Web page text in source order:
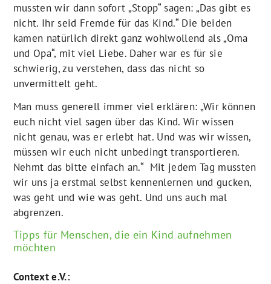
mussten wir dann sofort „Stopp“ sagen: „Das gibt es
nicht. Ihr seid Fremde für das Kind.“ Die beiden
kamen natürlich direkt ganz wohlwollend als „Oma
und Opa“, mit viel Liebe. Daher war es für sie
schwierig, zu verstehen, dass das nicht so
unvermittelt geht.
Man muss generell immer viel erklären: „Wir können
euch nicht viel sagen über das Kind. Wir wissen
nicht genau, was er erlebt hat. Und was wir wissen,
müssen wir euch nicht unbedingt transportieren.
Nehmt das bitte einfach an.“ Mit jedem Tag mussten
wir uns ja erstmal selbst kennenlernen und gucken,
was geht und wie was geht. Und uns auch mal
abgrenzen.
Tipps für Menschen, die ein Kind aufnehmen
möchten
Context e.V.: